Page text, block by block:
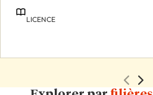
LICENCE